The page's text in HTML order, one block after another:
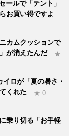
ールで「テント」
お買い得ですよ
カムクッションで
が消えたんだ
★
ロが「夏の暑さ・
くれた
★ 0
乗り切る「お手軽